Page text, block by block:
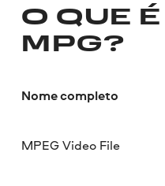
O QUE É
MPG?
Nome completo
MPEG Video File